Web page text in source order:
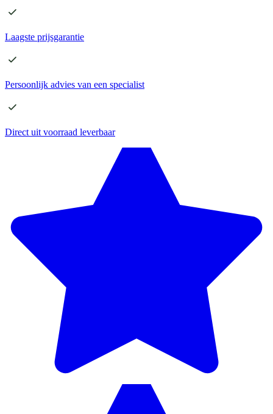
Laagste prijsgarantie
Persoonlijk advies van een specialist
Direct uit voorraad leverbaar